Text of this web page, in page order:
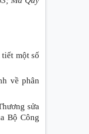
một số
về phân
sửa
Bộ Công